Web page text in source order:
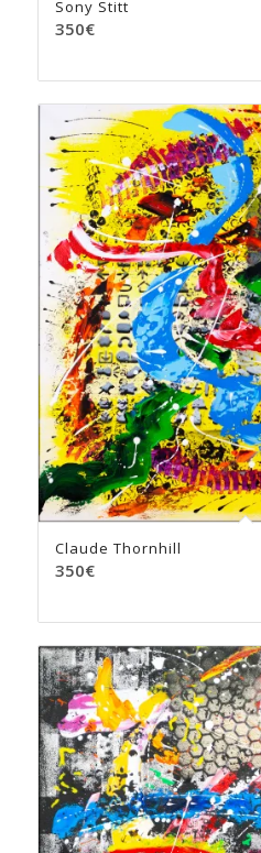
Sony Stitt
350€
Claude Thornhill
350€